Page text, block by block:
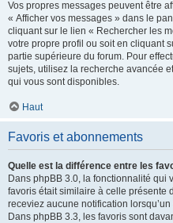
Vos propres messages peuvent être
« Afficher vos messages » dans le
cliquant sur le lien « Rechercher les
votre propre profil ou soit en cliquant
partie supérieure du forum. Pour
sujets, utilisez la recherche avancée
qui vous sont disponibles.
Haut
Favoris et abonnements
Quelle est la différence entre les
Dans phpBB 3.0, la fonctionnalité qui
favoris était similaire à celle présente
receviez aucune notification
Dans phpBB 3.3, les favoris sont